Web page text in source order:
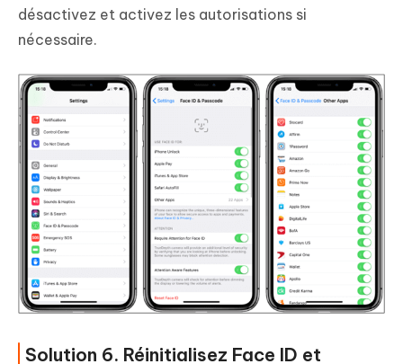
désactivez et activez les autorisations si
nécessaire.
Solution 6. Réinitialisez Face ID et